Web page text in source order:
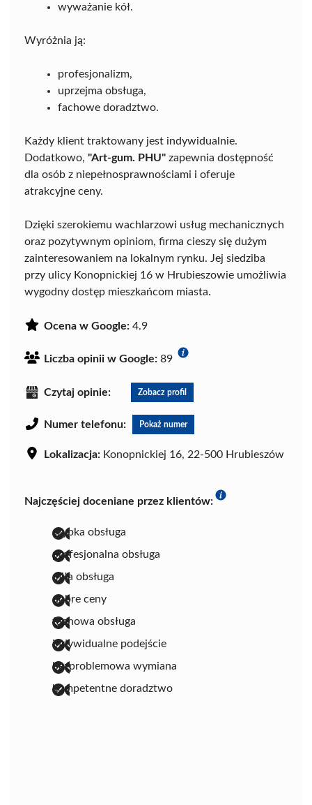
wyważanie kół.
Wyróżnia ją:
profesjonalizm,
uprzejma obsługa,
fachowe doradztwo.
Każdy klient traktowany jest indywidualnie.
Dodatkowo, "Art-gum. PHU" zapewnia dostępność
dla osób z niepełnosprawnościami i oferuje
atrakcyjne ceny.
Dzięki szerokiemu wachlarzowi usług mechanicznych
oraz pozytywnym opiniom, firma cieszy się dużym
zainteresowaniem na lokalnym rynku. Jej siedziba
przy ulicy Konopnickiej 16 w Hrubieszowie umożliwia
wygodny dostęp mieszkańcom miasta.
Ocena w Google: 4.9
Liczba opinii w Google: 89
Czytaj opinie: Zobacz profil
Numer telefonu: Pokaż numer
Lokalizacja: Konopnickiej 16, 22-500 Hrubieszów
Najczęściej doceniane przez klientów:
szybka obsługa
profesjonalna obsługa
miła obsługa
dobre ceny
fachowa obsługa
indywidualne podejście
bezproblemowa wymiana
kompetentne doradztwo